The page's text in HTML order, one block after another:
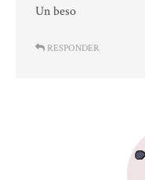
Un beso
RESPONDER